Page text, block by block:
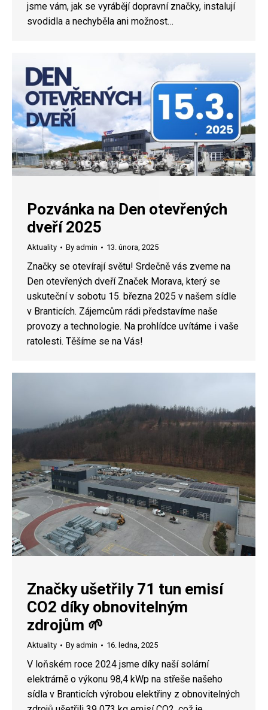
jsme vám, jak se vyrábějí dopravní značky, instalují
svodidla a nechyběla ani možnost…
Pozvánka na Den otevřených
dveří 2025
Aktuality By admin 13. února, 2025
Značky se otevírají světu! Srdečně vás zveme na
Den otevřených dveří Značek Morava, který se
uskuteční v sobotu 15. března 2025 v našem sídle
v Branticích. Zájemcům rádi představíme naše
provozy a technologie. Na prohlídce uvítáme i vaše
ratolesti. Těšíme se na Vás!
Značky ušetřily 71 tun emisí
CO2 díky obnovitelným
zdrojům 🌱
Aktuality By admin 16. ledna, 2025
V loňském roce 2024 jsme díky naší solární
elektrárně o výkonu 98,4 kWp na střeše našeho
sídla v Branticích výrobou elektřiny z obnovitelných